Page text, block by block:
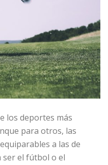
los deportes más
para otros, las
a las de
el fútbol o el